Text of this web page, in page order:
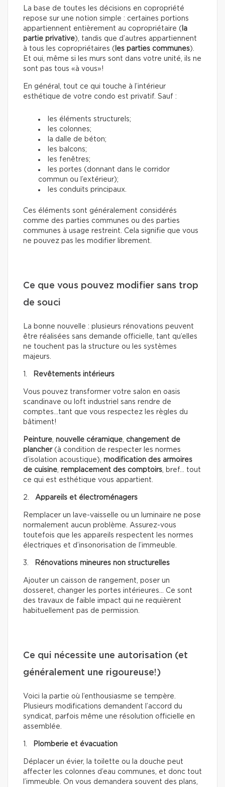
La base de toutes les décisions en copropriété
repose sur une notion simple : certaines portions
appartiennent entièrement au copropriétaire ( la
partie privative), tandis que d’autres appartiennent
à tous les copropriétaires ( les parties communes).
Et oui, même si les murs sont dans votre unité, ils ne
sont pas tous «à vous»!
En général, tout ce qui touche à l’intérieur
esthétique de votre condo est privatif. Sauf :
les éléments structurels;
les colonnes;
la dalle de béton;
les balcons;
les fenêtres;
les portes (donnant dans le corridor
commun ou l’extérieur);
les conduits principaux.
Ces éléments sont généralement considérés
comme des parties communes ou des parties
communes à usage restreint. Cela signifie que vous
ne pouvez pas les modifier librement.
Ce que vous pouvez modifier sans trop
de souci
La bonne nouvelle : plusieurs rénovations peuvent
être réalisées sans demande officielle, tant qu’elles
ne touchent pas la structure ou les systèmes
majeurs.
1. Revêtements intérieurs
Vous pouvez transformer votre salon en oasis
scandinave ou loft industriel sans rendre de
comptes…tant que vous respectez les règles du
bâtiment!
Peinture, nouvelle céramique, changement de
plancher(à condition de respecter les normes
d’isolation acoustique), modification des armoires
de cuisine, remplacement des comptoirs, bref… tout
ce qui est esthétique vous appartient.
2. Appareils et électroménagers
Remplacer un lave-vaisselle ou un luminaire ne pose
normalement aucun problème. Assurez-vous
toutefois que les appareils respectent les normes
électriques et d’insonorisation de l’immeuble.
3. Rénovations mineures non structurelles
Ajouter un caisson de rangement, poser un
dosseret, changer les portes intérieures… Ce sont
des travaux de faible impact qui ne requièrent
habituellement pas de permission.
Ce qui nécessite une autorisation (et
généralement une rigoureuse!)
Voici la partie où l’enthousiasme se tempère.
Plusieurs modifications demandent l’accord du
syndicat, parfois même une résolution officielle en
assemblée.
1. Plomberie et évacuation
Déplacer un évier, la toilette ou la douche peut
affecter les colonnes d’eau communes, et donc tout
l’immeuble. On vous demandera souvent des plans,